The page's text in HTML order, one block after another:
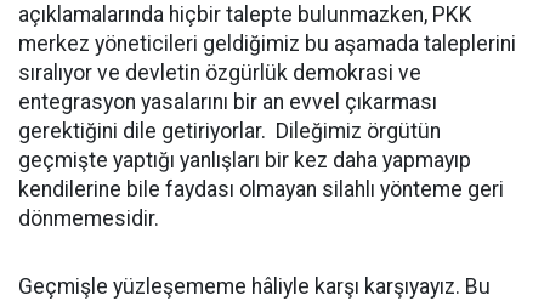
açıklamalarında hiçbir talepte bulunmazken, PKK
merkez yöneticileri geldiğimiz bu aşamada taleplerini
sıralıyor ve devletin özgürlük demokrasi ve
entegrasyon yasalarını bir an evvel çıkarması
gerektiğini dile getiriyorlar. Dileğimiz örgütün
geçmişte yaptığı yanlışları bir kez daha yapmayıp
kendilerine bile faydası olmayan silahlı yönteme geri
dönmemesidir.
Geçmişle yüzleşememe hâliyle karşı karşıyayız. Bu